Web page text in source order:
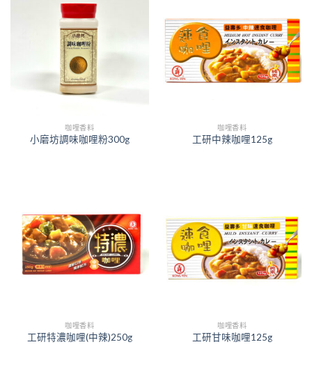
咖哩香料
小磨坊調味咖哩粉300g
咖哩香料
工研中辣咖哩125g
咖哩香料
工研特濃咖哩(中辣)250g
咖哩香料
工研甘味咖哩125g